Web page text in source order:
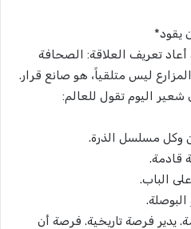
يقود*
تعريف العلاقة: الصحافة
ليس متلقياً، هو صانع قرار.
اليوم تقول للعالم:
يدير فرصة تاريخية. فرصة أن